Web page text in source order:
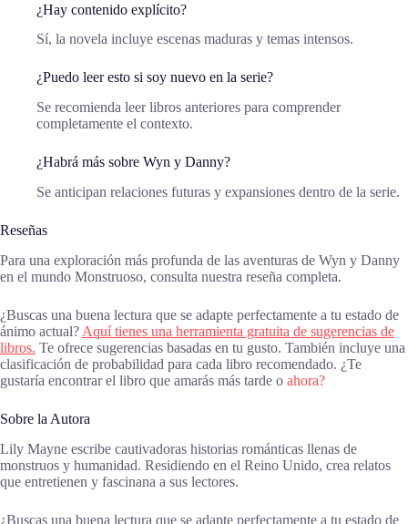
¿Hay contenido explícito?
Sí, la novela incluye escenas maduras y temas intensos.
¿Puedo leer esto si soy nuevo en la serie?
Se recomienda leer libros anteriores para comprender
completamente el contexto.
¿Habrá más sobre Wyn y Danny?
Se anticipan relaciones futuras y expansiones dentro de la serie.
Reseñas
Para una exploración más profunda de las aventuras de Wyn y Danny
en el mundo Monstruoso, consulta nuestra reseña completa.
¿Buscas una buena lectura que se adapte perfectamente a tu estado de
ánimo actual? Aquí tienes una herramienta gratuita de sugerencias de
libros. Te ofrece sugerencias basadas en tu gusto. También incluye una
clasificación de probabilidad para cada libro recomendado. ¿Te
gustaría encontrar el libro que amarás más tarde o ahora?
Sobre la Autora
Lily Mayne escribe cautivadoras historias románticas llenas de
monstruos y humanidad. Residiendo en el Reino Unido, crea relatos
que entretienen y fascinana a sus lectores.
¿Buscas una buena lectura que se adapte perfectamente a tu estado de